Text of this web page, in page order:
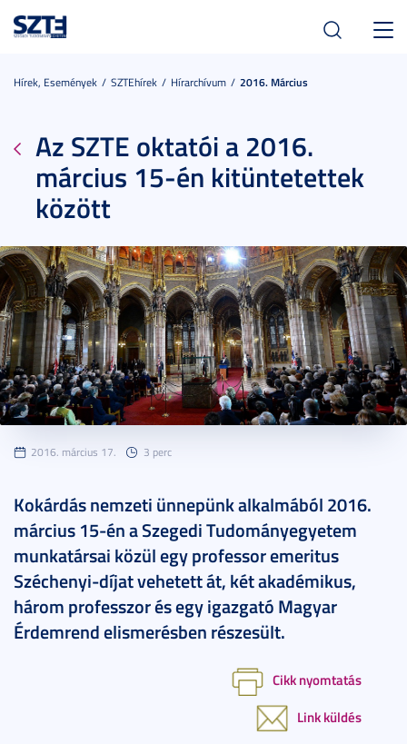
Hírek, Események SZTEhírek Hírarchívum 2016. Március
Az SZTE oktatói a 2016.
március 15-én kitüntetettek
között
2016. március 17. 3 perc
Kokárdás nemzeti ünnepünk alkalmából 2016.
március 15-én a Szegedi Tudományegyetem
munkatársai közül egy professor emeritus
Széchenyi-díjat vehetett át, két akadémikus,
három professzor és egy igazgató Magyar
Érdemrend elismerésben részesült.
Cikk nyomtatás
Link küldés